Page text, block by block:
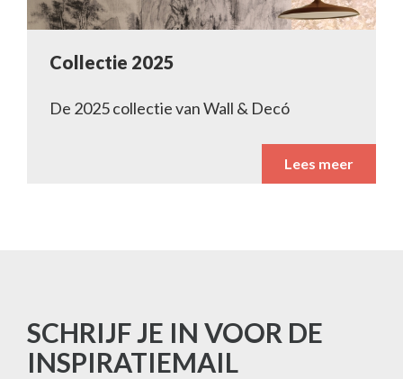
Collectie 2025
De 2025 collectie van Wall & Decó
Lees meer
SCHRIJF JE IN VOOR DE
INSPIRATIEMAIL